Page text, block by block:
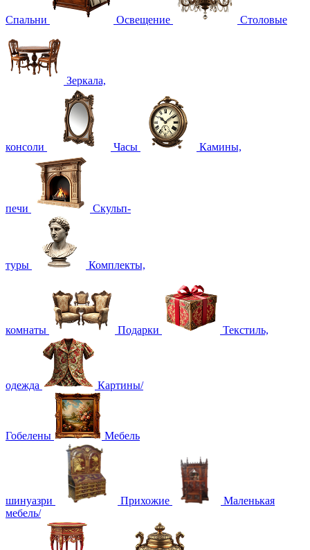
Спальни Освещение Столовые
Зеркала,
консоли Часы Камины,
печи Скульп-
туры Комплекты,
комнаты Подарки Текстиль,
одежда Картины/
Гобелены Мебель
шинуазри Прихожие
Маленькая
мебель/